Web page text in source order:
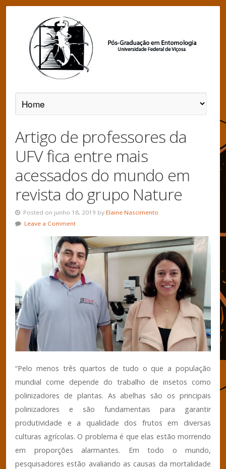
Artigo de professores da
UFV fica entre mais
acessados do mundo em
revista do grupo Nature
Posted on junho 18, 2019 by Elaine Nascimento
Leave a Comment
“Pelo menos três quartos de tudo o que a população
mundial come depende do trabalho de insetos como
polinizadores de plantas. As abelhas são os principais
polinizadores e são fundamentais para garantir
produtividade e a qualidade dos frutos em diversas
culturas agrícolas. O problema é que elas estão morrendo
em proporções alarmantes. Em todo o mundo,
pesquisadores estão avaliando as causas da mortalidade